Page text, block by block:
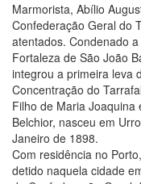
Marmorista, Abílio
Confederação Geral do
atentados. Condenado
Fortaleza de São João
integrou a primeira leva
Concentração do
Filho de Maria
Belchior, nasceu em
Janeiro de 1898.
Com residência no
detido naquela cidade